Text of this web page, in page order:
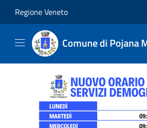
Regione Veneto
Comune di Pojana